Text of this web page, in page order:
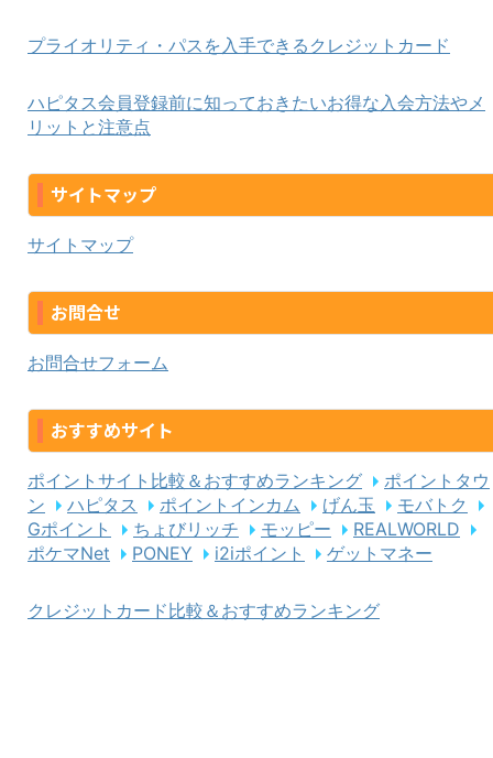
プライオリティ・パスを入手できるクレジットカード
ハピタス会員登録前に知っておきたいお得な入会方法やメ
リットと注意点
サイトマップ
サイトマップ
お問合せ
お問合せフォーム
おすすめサイト
ポイントサイト比較＆おすすめランキング
ポイントタウ
ン
ハピタス ポイントインカム げん玉
モバトク
Gポイント
ちょびリッチ モッピー
REALWORLD
ポケマNet
PONEY i2iポイント ゲットマネー
クレジットカード比較＆おすすめランキング